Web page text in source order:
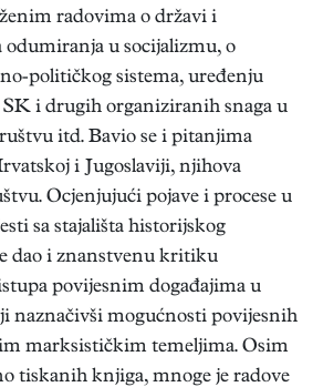
radovima o državi i
odumiranja u socijalizmu, o
političkog sistema, uređenju
SK i drugih organiziranih snaga u
itd. Bavio se i pitanjima
i Jugoslaviji, njihova
Ocjenjujući pojave i procese u
sa stajališta historijskog
dao i znanstvenu kritiku
povijesnim događajima u
naznačivši mogućnosti povijesnih
marksističkim temeljima. Osim
tiskanih knjiga, mnoge je radove